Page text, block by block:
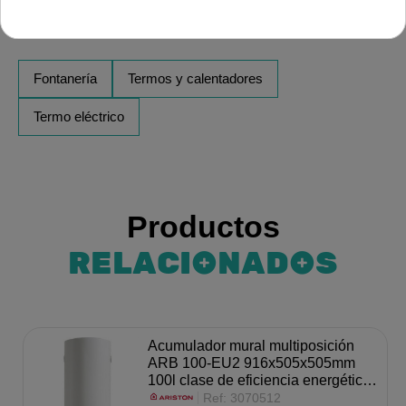
Fontanería Termos y calentadores
Termo eléctrico
Productos
RELACIONADOS
Acumulador mural multiposición
ARB 100-EU2 916x505x505mm
100l clase de eficiencia energética
C
Ref: 3070512